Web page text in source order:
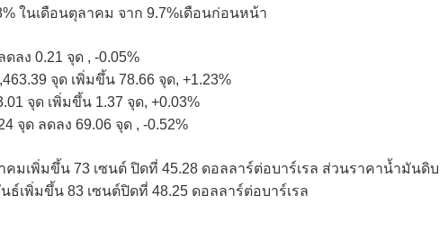
ในเดือนตุลาคม จาก 9.7%เดือนก่อนหน้า
ลง 0.21 จุด , -0.05%
จุด เพิ่มขึ้น 78.66 จุด, +1.23%
จุด เพิ่มขึ้น 1.37 จุด, +0.03%
จุด ลดลง 69.06 จุด , -0.52%
มเพิ่มขึ้น 73 เซนต์ ปิดที่ 45.28 ดอลลาร์ต่อบาร์เรล ส่วนราคาน้ำมันดิบ
ธ์เพิ่มขึ้น 83 เซนต์ปิดที่ 48.25 ดอลลาร์ต่อบาร์เรล